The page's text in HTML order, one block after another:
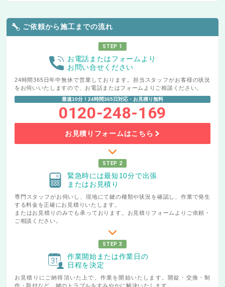
ご依頼から施工までの流れ
STEP 1
お電話またはフォームより
お問い合せください
24時間365日年中無休で営業しております。担当スタッフがお客様の状況
をお伺いいたしますので、お電話またはフォームよりご相談ください。
最速10分！24時間365日対応・お見積り無料
0120-248-169
お見積りフォームはこちら
STEP 2
緊急時には最短10分で出張
またはお見積り
専門スタッフがお伺いし、現地にて鍵の種類や状況を確認し、作業で発生
する料金を正確にお見積りいたします。
またはお見積りのみでも承っております。お見積りフォームよりご依頼・
ご相談ください。
STEP 3
作業開始または作業日の
日程を決定
お見積りにご納得頂いた上で、作業を開始いたします。開錠・交換・制
作・取付など、鍵のトラブルをすみやかに解決いたします。